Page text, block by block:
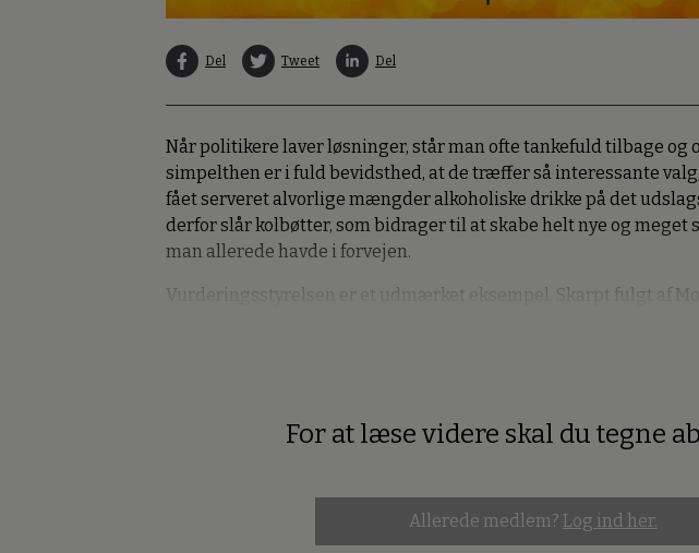
Del Tweet Del
Når politikere laver løsninger, står man ofte tankefuld tilbage og
simpelthen er i fuld bevidsthed, at de træffer så interessante
fået serveret alvorlige mængder alkoholiske drikke på det
derfor slår kolbøtter, som bidrager til at skabe helt nye og meget
man allerede havde i forvejen.
Vurderingsstyrelsen er et udmærket eksempel. Skarpt fulgt af
PremiumFor at læse videre skal du tegne
Allerede medlem? Log ind her.